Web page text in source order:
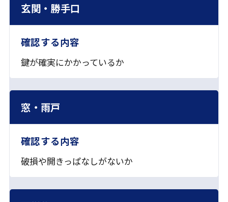
玄関・勝手口
鍵が確実にかかっているか
窓・雨戸
破損や開きっぱなしがないか